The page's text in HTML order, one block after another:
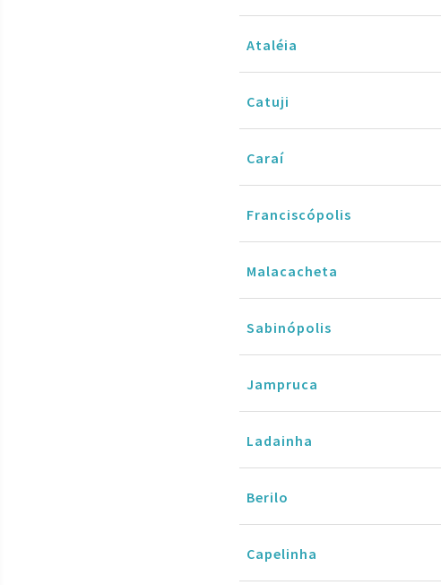
Ataléia
Catuji
Caraí
Franciscópolis
Malacacheta
Sabinópolis
Jampruca
Ladainha
Berilo
Capelinha